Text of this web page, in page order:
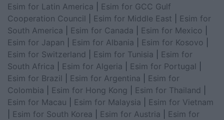
Esim for Latin America
Esim for GCC Gulf
Cooperation Council
Esim for Middle East
Esim for
South America
Esim for Canada Esim for Mexico
Esim for Japan
Esim for Albania Esim for Kosovo
Esim for Switzerland
Esim for Tunisia
Esim for
South Africa
Esim for Algeria Esim for Portugal
Esim for Brazil
Esim for Argentina
Esim for
Colombia
Esim for Hong Kong Esim for Thailand
Esim for Macau
Esim for Malaysia
Esim for Vietnam
Esim for South Korea Esim for Austria
Esim for